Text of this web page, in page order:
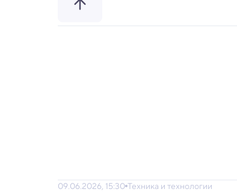
09.06.2026, 15:30 Техника и технологии